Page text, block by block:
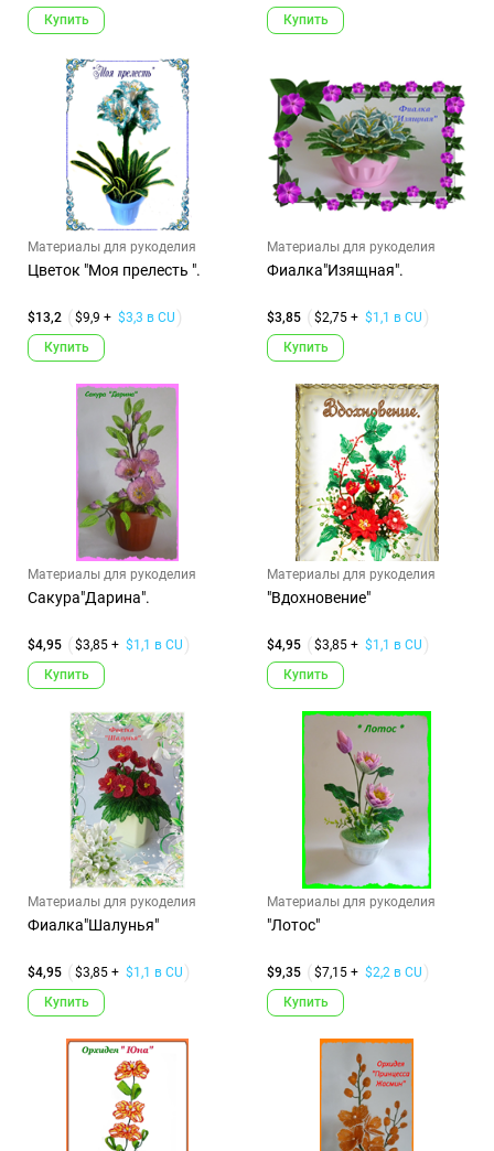
Купить
Купить
Материалы для рукоделия
Цветок "Моя прелесть ".
$13,2 $9,9 + $3,3 в CU
Купить
Материалы для рукоделия
Фиалка"Изящная".
$3,85 $2,75 + $1,1 в CU
Купить
Материалы для рукоделия
Сакура"Дарина".
$4,95 $3,85 + $1,1 в CU
Купить
Материалы для рукоделия
"Вдохновение"
$4,95 $3,85 + $1,1 в CU
Купить
Материалы для рукоделия
Фиалка"Шалунья"
$4,95 $3,85 + $1,1 в CU
Купить
Материалы для рукоделия
"Лотос"
$9,35 $7,15 + $2,2 в CU
Купить